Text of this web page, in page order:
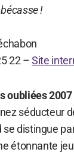
!
22 –Site
oubliées 2007
nez séducteur
distingue
étonnante